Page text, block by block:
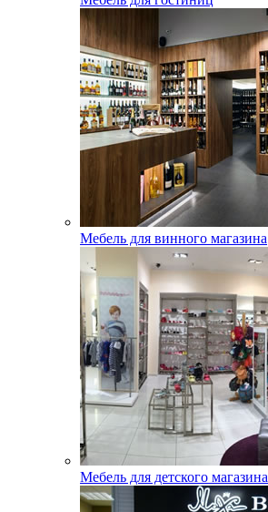
Мебель для винного магазина
Мебель для детского магазина